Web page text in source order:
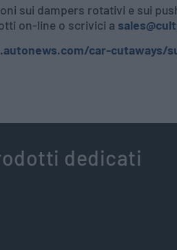
sui dampers rotativi e sui
on-line o scrivici a
car-cutaways/
dedicati